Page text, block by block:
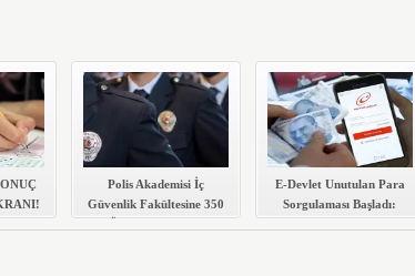
Polis Akademisi İç
Güvenlik Fakültesine 350
E-Devlet Unutulan Para
Sorgulaması Başladı: